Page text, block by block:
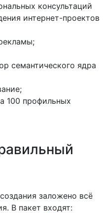
консультаций
интернет-проектов
семантического ядра
100 профильных
заложено всё
В пакет входят: